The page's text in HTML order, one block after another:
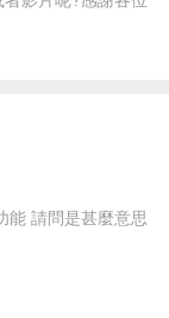
能 請問是甚麼意思